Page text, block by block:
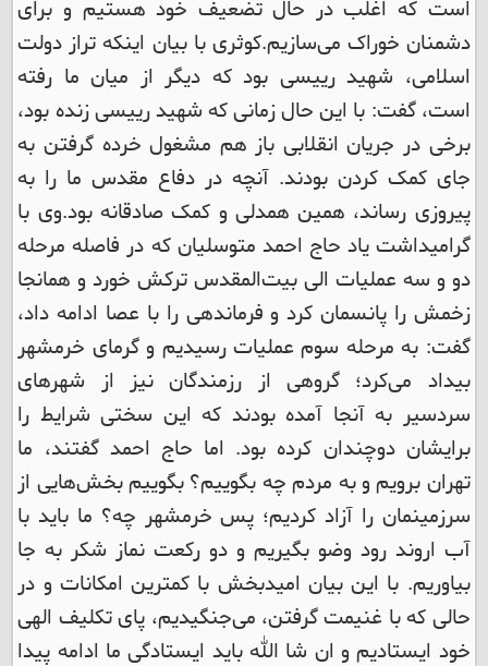
است که اغلب در حال تضعیف خود هستیم و برای
دشمنان خوراک می‌سازیم.کوثری با بیان اینکه تراز دولت
اسلامی، شهید رییسی بود که دیگر از میان ما رفته
است، گفت: با این حال زمانی که شهید رییسی زنده بود،
برخی در جریان انقلابی باز هم مشغول خرده گرفتن به
جای کمک کردن بودند. آنچه در دفاع مقدس ما را به
پیروزی رساند، همین همدلی و کمک صادقانه بود.وی با
گرامیداشت یاد حاج احمد متوسلیان که در فاصله مرحله
دو و سه عملیات الی بیت‌المقدس ترکش خورد و همانجا
زخمش را پانسمان کرد و فرماندهی را با عصا ادامه داد،
گفت: به مرحله سوم عملیات رسیدیم و گرمای خرمشهر
بیداد می‌کرد؛ گروهی از رزمندگان نیز از شهرهای
سردسیر به آنجا آمده بودند که این سختی شرایط را
برایشان دوچندان کرده بود. اما حاج احمد گفتند، ما
تهران برویم و به مردم چه بگوییم؟ بگوییم بخش‌هایی از
سرزمینمان را آزاد کردیم؛ پس خرمشهر چه؟ ما باید با
آب اروند رود وضو بگیریم و دو رکعت نماز شکر به جا
بیاوریم. با این بیان امیدبخش با کمترین امکانات و در
حالی که با غنیمت گرفتن، می‌جنگیدیم، پای تکلیف الهی
خود ایستادیم و ان شا الله باید ایستادگی ما ادامه پیدا